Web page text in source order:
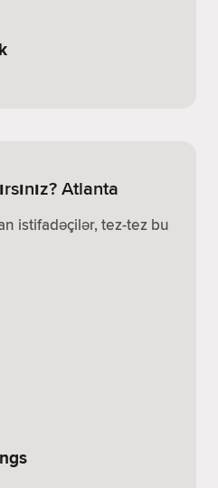
Atlanta
istifadəçilər, tez-tez bu